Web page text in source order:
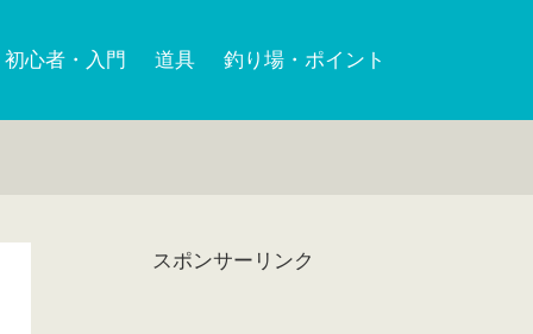
初心者・入門 道具 釣り場・ポイント
スポンサーリンク